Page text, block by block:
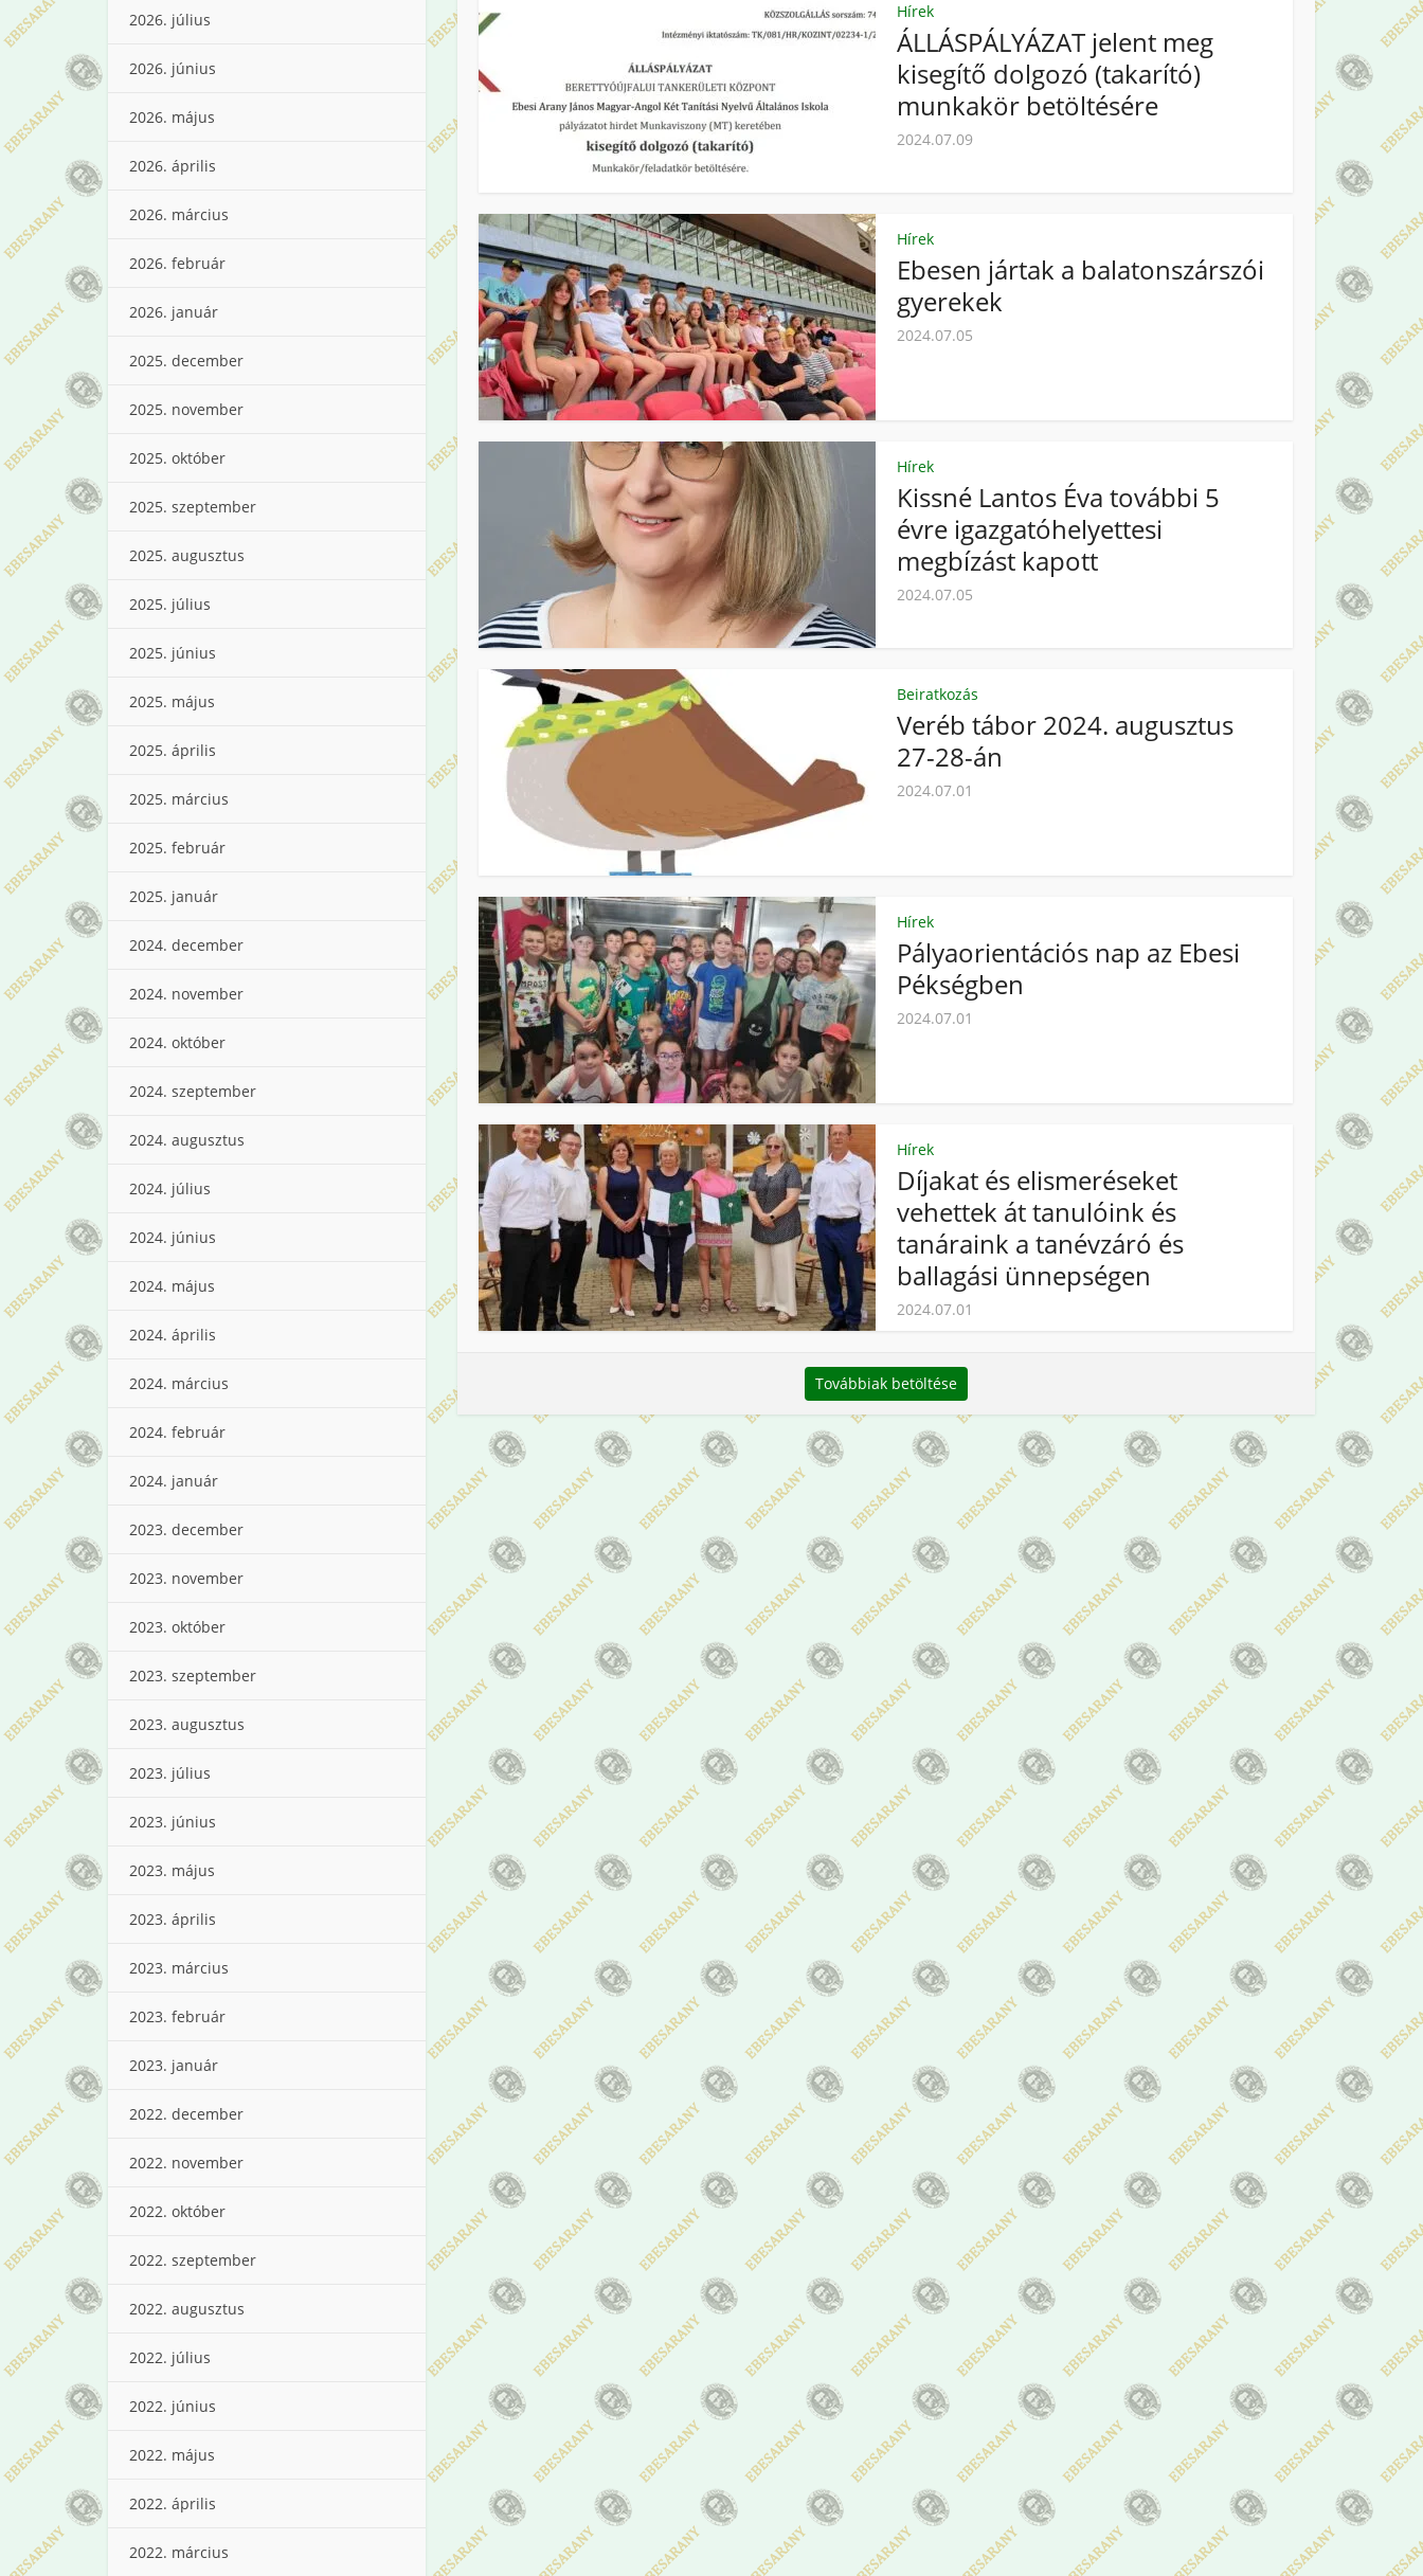
2026. július
2026. június
2026. május
2026. április
2026. március
2026. február
2026. január
2025. december
2025. november
2025. október
2025. szeptember
2025. augusztus
2025. július
2025. június
2025. május
2025. április
2025. március
2025. február
2025. január
2024. december
2024. november
2024. október
2024. szeptember
2024. augusztus
2024. július
2024. június
2024. május
2024. április
2024. március
2024. február
2024. január
2023. december
2023. november
2023. október
2023. szeptember
2023. augusztus
2023. július
2023. június
2023. május
2023. április
2023. március
2023. február
2023. január
2022. december
2022. november
2022. október
2022. szeptember
2022. augusztus
2022. július
2022. június
2022. május
2022. április
2022. március
Hírek
ÁLLÁSPÁLYÁZAT jelent meg
kisegítő dolgozó (takarító)
munkakör betöltésére
2024.07.09
Hírek
Ebesen jártak a balatonszárszói
gyerekek
2024.07.05
Hírek
Kissné Lantos Éva további 5
évre igazgatóhelyettesi
megbízást kapott
2024.07.05
Beiratkozás
Veréb tábor 2024. augusztus
27-28-án
2024.07.01
Hírek
Pályaorientációs nap az Ebesi
Pékségben
2024.07.01
Hírek
Díjakat és elismeréseket
vehettek át tanulóink és
tanáraink a tanévzáró és
ballagási ünnepségen
2024.07.01
Továbbiak betöltése